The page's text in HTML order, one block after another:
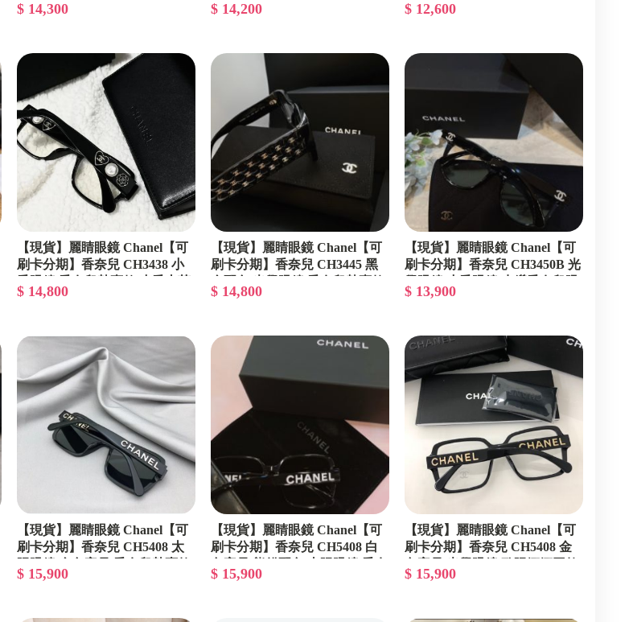
香奈兒小羊皮穿鏈眼鏡
$ 14,300
兒熱賣款 香奈兒眼鏡
$ 14,200
鏡 明星同款 小香眼鏡
$ 12,600
【現貨】麗睛眼鏡 Chanel【可
刷卡分期】香奈兒 CH3438 小
花 香奈兒眼鏡 小香珍珠
$ 14,800
【現貨】麗睛眼鏡 Chanel【可
刷卡分期】香奈兒 CH3445 黑
小香眼鏡 香奈兒墨鏡
$ 14,800
【現貨】麗睛眼鏡 Chanel【可
刷卡分期】香奈兒 CH3450B 光
鏡 香奈兒基本款 香奈兒熱賣款
$ 13,900
【現貨】麗睛眼鏡 Chanel【可
刷卡分期】香奈兒 CH5408 太
歐陽娜娜同款 小香眼鏡
$ 15,900
【現貨】麗睛眼鏡 Chanel【可
刷卡分期】香奈兒 CH5408 白
兒熱賣款 歐陽娜娜同款 小香太
$ 15,900
【現貨】麗睛眼鏡 Chanel【可
刷卡分期】香奈兒 CH5408 金
小香熱賣款眼鏡
$ 15,900